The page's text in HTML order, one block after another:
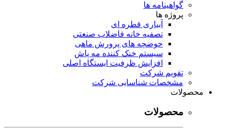
گواهینامه ها
پروژه ها
آبیاری قطره ای
تصفیه خانه فاضلاب صنعتی
حوضچه های پرورش ماهی
سیستم خنک کننده مه پاش
افزایش ظرفیت ایستگاه اصلی
تقویم شرکت
مشخصات شناسایی شرکت
محصولات
محصولات